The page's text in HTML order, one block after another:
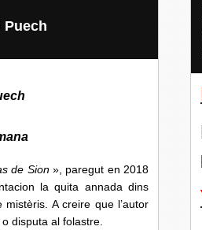
Puech
de Sion», paregut en 2018
la quita annada dins
A creire que l’autor
disputa al folastre.